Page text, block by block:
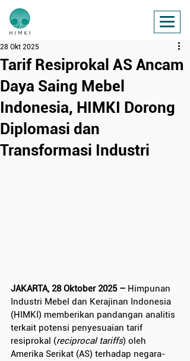
Tarif Resiprokal AS Ancam
Daya Saing Mebel
Indonesia, HIMKI Dorong
Diplomasi dan
Transformasi Industri
28 Okt 2025
JAKARTA, 28 Oktober 2025 – Himpunan
Industri Mebel dan Kerajinan Indonesia
(HIMKI) memberikan pandangan analitis
terkait potensi penyesuaian tarif
resiprokal (reciprocal tariffs) oleh
Amerika Serikat (AS) terhadap negara-